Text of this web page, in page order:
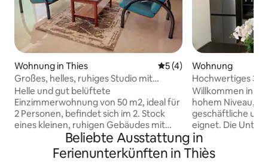
Wohnung in Thies Durchschnittliche
5 (4)
Großes, helles, ruhiges Studio mit
eigener Terrasse
Helle und gut belüftete
Einzimmerwohnung von 50 m2, ideal für
2 Personen, befindet sich im 2. Stock
eines kleinen, ruhigen Gebäudes mit
großem Garten mit Bäumen. Schöne
Terrasse zum Entspannen. Praktische
Lage hinter dem Centre Culturel
Wohnung
Hochwertiges 3-
2 Büros
Willkommen in
hohem Niveau,
geschäftliche
eignet. Die Unterkunft verfügt über 2
geräumige
Badezimmern,
Wohnzimmer
Beliebte Ausstattung in
Ferienunterkünften in Thiès